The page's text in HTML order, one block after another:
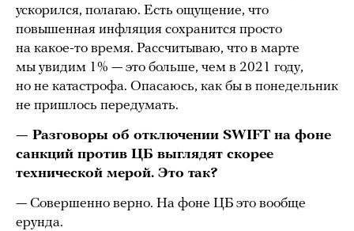
ускорился, полагаю. Есть ощущение, что
повышенная инфляция сохранится просто
на какое-то время. Рассчитываю, что в марте
мы увидим 1% — это больше, чем в 2021 году,
но не катастрофа. Опасаюсь, как бы в понедельник
не пришлось передумать.
— Разговоры об отключении SWIFT на фоне
санкций против ЦБ выглядят скорее
технической мерой. Это так?
— Совершенно верно. На фоне ЦБ это вообще
ерунда.